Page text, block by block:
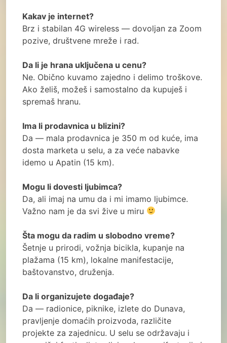
Kakav je internet?
Brz i stabilan 4G wireless — dovoljan za Zoom
pozive, društvene mreže i rad.
Da li je hrana uključena u cenu?
Ne. Obično kuvamo zajedno i delimo troškove.
Ako želiš, možeš i samostalno da kupuješ i
spremaš hranu.
Ima li prodavnica u blizini?
Da — mala prodavnica je 350 m od kuće, ima
dosta marketa u selu, a za veće nabavke
idemo u Apatin (15 km).
Mogu li dovesti ljubimca?
Da, ali imaj na umu da i mi imamo ljubimce.
Važno nam je da svi žive u miru
Šta mogu da radim u slobodno vreme?
Šetnje u prirodi, vožnja bicikla, kupanje na
plažama (15 km), lokalne manifestacije,
baštovanstvo, druženja.
Da li organizujete događaje?
Da — radionice, piknike, izlete do Dunava,
pravljenje domaćih proizvoda, različite
projekte za zajednicu. U selu se održavaju i